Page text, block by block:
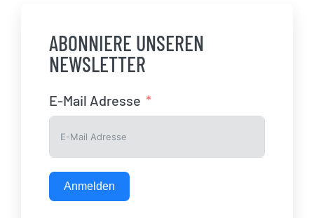
ABONNIERE UNSEREN
NEWSLETTER
E-Mail Adresse
Anmelden